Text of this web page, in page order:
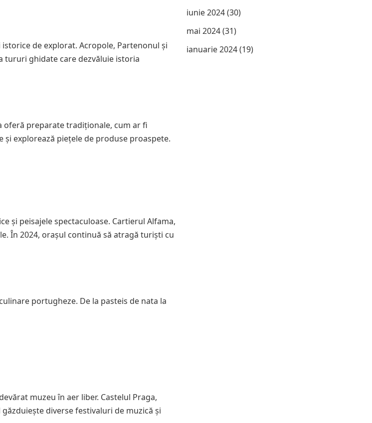
de explorat. Acropole, Partenonul și
tururi ghidate care dezvăluie istoria
oferă preparate tradiționale, cum ar fi
și explorează piețele de produse proaspete.
și peisajele spectaculoase. Cartierul Alfama,
În 2024, orașul continuă să atragă turiști cu
portugheze. De la pasteis de nata la
muzeu în aer liber. Castelul Praga,
diverse festivaluri de muzică și
iunie 2024(30)
mai 2024(31)
ianuarie 2024(19)